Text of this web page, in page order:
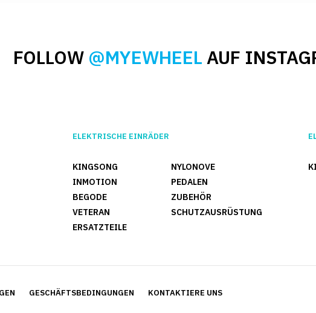
FOLLOW @MYEWHEEL AUF
ELEKTRISCHE EINRÄDER
KINGSONG
INMOTION
BEGODE
VETERAN
ERSATZTEILE
NYLONOVE
PEDALEN
ZUBEHÖR
SCHUTZAUSRÜSTUNG
GESCHÄFTSBEDINGUNGEN KONTAKTIERE UNS